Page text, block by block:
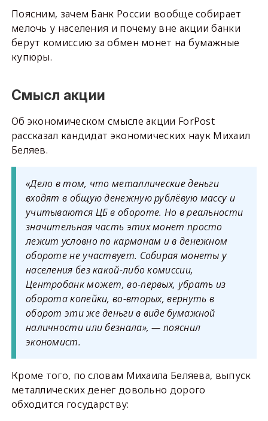
Поясним, зачем Банк России вообще собирает
мелочь у населения и почему вне акции банки
берут комиссию за обмен монет на бумажные
купюры.
Смысл акции
Об экономическом смысле акции ForPost
рассказал кандидат экономических наук Михаил
Беляев.
«Дело в том, что металлические деньги
входят в общую денежную рублёвую массу и
учитываются ЦБ в обороте. Но в реальности
значительная часть этих монет просто
лежит условно по карманам и в денежном
обороте не участвует. Собирая монеты у
населения без какой-либо комиссии,
Центробанк может, во-первых, убрать из
оборота копейки, во-вторых, вернуть в
оборот эти же деньги в виде бумажной
наличности или безнала», — пояснил
экономист.
Кроме того, по словам Михаила Беляева, выпуск
металлических денег довольно дорого
обходится государству: